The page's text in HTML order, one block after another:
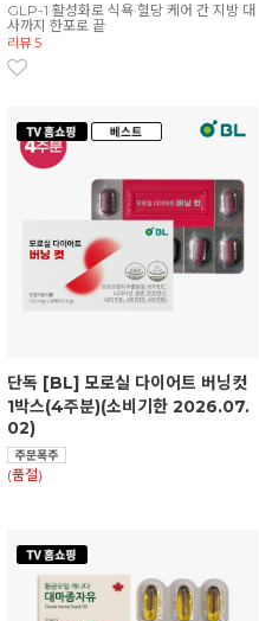
GLP-1 활성화로 식욕·혈당 케어 간 지방 대
사까지 한포로 끝
리뷰 5
단독 [BL] 모로실 다이어트 버닝컷
1박스(4주분)(소비기한 2026.07.
02)
(품절)